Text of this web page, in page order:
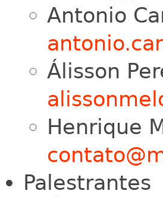
Antonio
Álisson
Henrique
Palestrantes